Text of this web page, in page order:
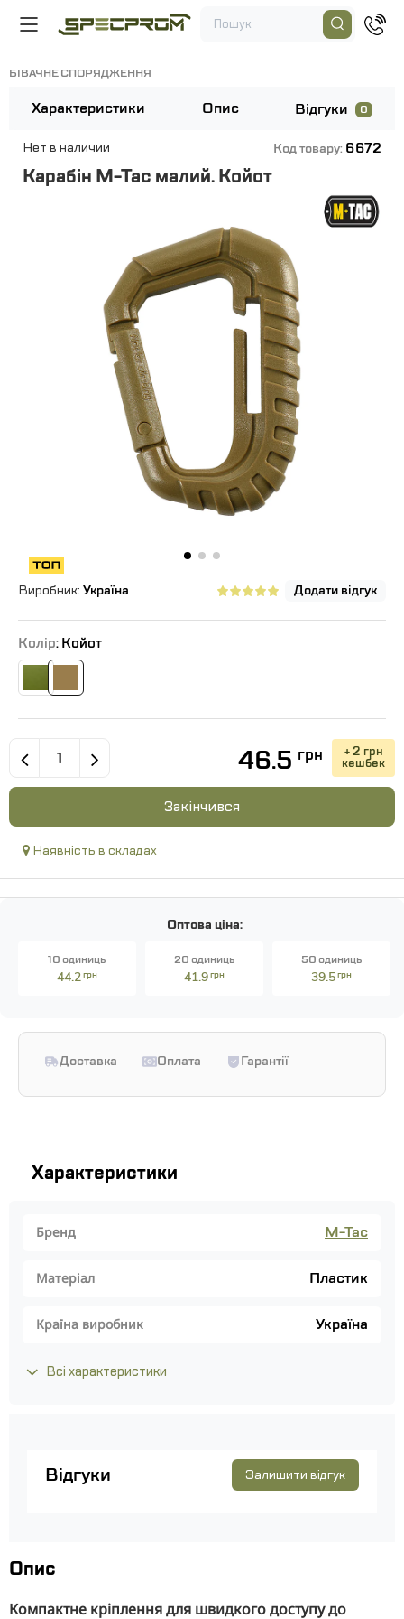
БІВАЧНЕ СПОРЯДЖЕННЯ
Характеристики Опис Відгуки 0
Нет в наличии Код товару: 6672
Карабін M-Tac малий. Койот
Додати відгук
Виробник: Україна
Колір: Койот
46.5 грн + 2 грн
кешбек
Закінчився
Наявність в складах
Оптова ціна:
10 одиниць
44.2грн
20 одиниць
41.9грн
50 одиниць
39.5грн
Доставка Оплата Гарантії
Характеристики
Бренд M-Tac
Матеріал Пластик
Країна виробник Україна
Всі характеристики
Відгуки Залишити відгук
Опис
Компактне кріплення для швидкого доступу до